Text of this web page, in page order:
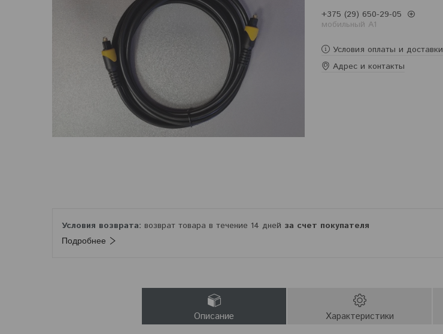
+375 (29) 650-29-05
мобильный A1
Условия оплаты и доставки
Адрес и контакты
возврат товара в течение 14 дней за счет покупателя
Подробнее
Описание Характеристики